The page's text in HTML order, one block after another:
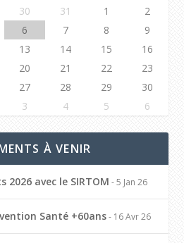
30 31 1
2
6 7 8
9
13 14 15
16
20 21 22
23
27 28 29
30
3 4 5 6
À VENIR
2026 avec le SIRTOM - 5 Jan 26
Santé +60ans- 16 Avr 26